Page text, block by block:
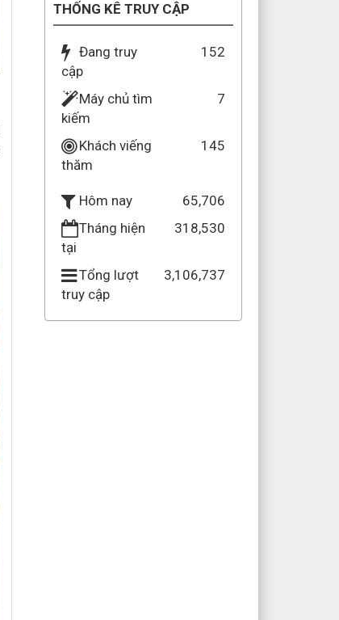
THỐNG KÊ TRUY CẬP
Đang truy
cập
152
Máy chủ tìm
kiếm
7
Khách viếng
thăm
145
Hôm nay
65,706
Tháng hiện
tại
318,530
Tổng lượt
truy cập
3,106,737